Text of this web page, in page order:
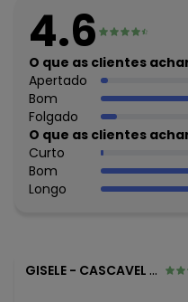
4.6
O que as clientes
Apertado
Bom
Folgado
O que as clientes
Curto
Bom
Longo
GISELE - CASCAVEL - PR